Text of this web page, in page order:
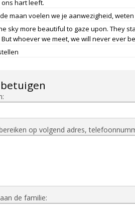
hart leeft.
maan voelen we je aanwezigheid,
sky more beautiful to gaze upon. They
whoever we meet, we will never ever
op volgend adres,
de familie: